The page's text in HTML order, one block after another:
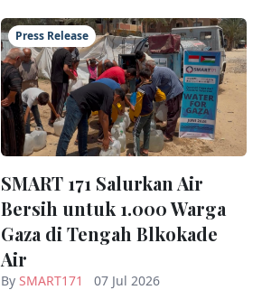
Press Release
SMART 171 Salurkan Air
Bersih untuk 1.000 Warga
Gaza di Tengah Blkokade
Air
By SMART171 07 Jul 2026